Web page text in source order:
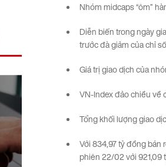
Nhóm midcaps “ôm”
Diễn biến trong ngày
trước đà giảm của chỉ
Giá trị giao dịch của
VN-Index đảo chiều về
Tổng khối lượng giao
Với 834,97 tỷ đồng bán
phiên 22/02 với 921,09